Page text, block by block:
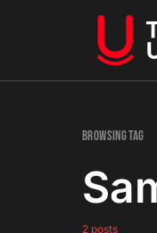
Browsing Tag
2 posts